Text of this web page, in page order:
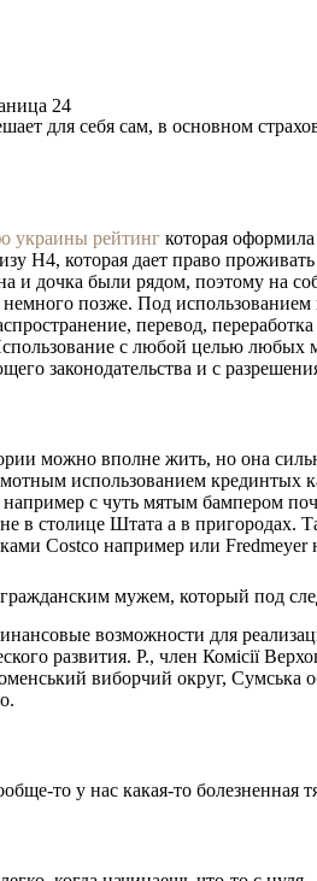
24
для себя сам, в основном
украины рейтинг которая
H4, которая дает право
и дочка были рядом, поэтому на
позже. Под
перевод,
с любой целью любых
законодательства и с
можно вполне жить, но она
использованием крединтых
с чуть мятым бампером
в столице Штата а в пригородах.
Costco например или Fredmeyer
мужем, который под
возможности для
развития. Р., член Комісії
виборчий округ, Сумська
то у нас какая-то болезненная